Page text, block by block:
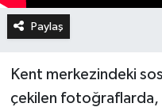
Paylaş
Kent merkezindeki
çekilen fotoğraflarda,